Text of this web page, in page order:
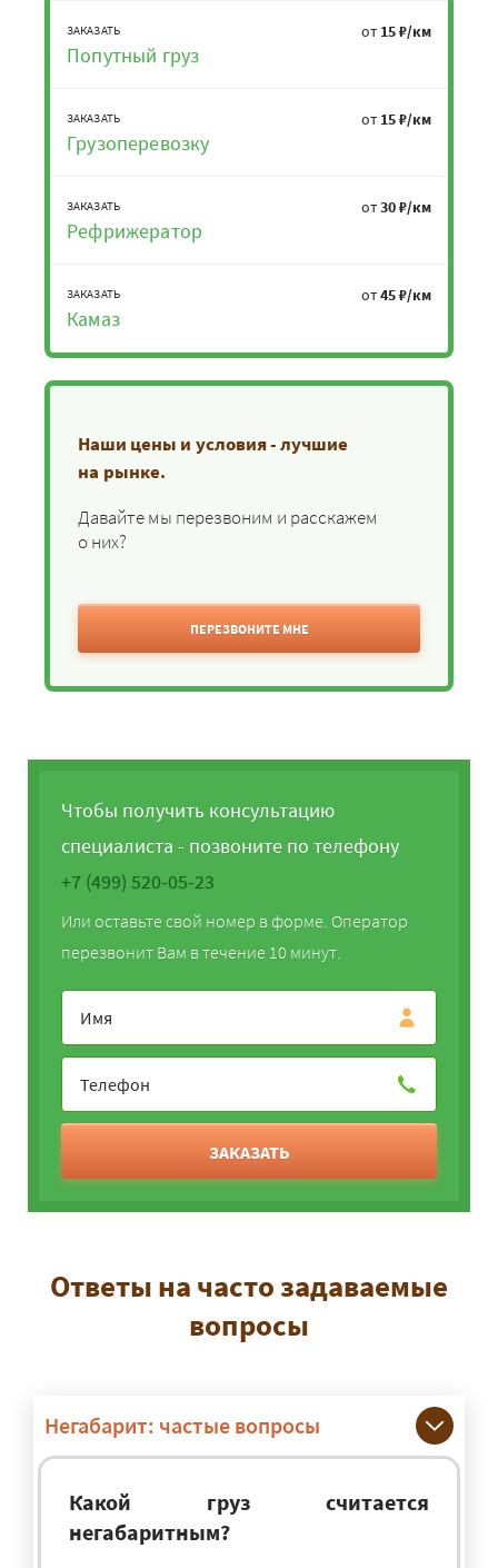
ЗАКАЗАТЬ
Попутный груз
от 15 ₽/км
ЗАКАЗАТЬ
Грузоперевозку
от 15 ₽/км
ЗАКАЗАТЬ
Рефрижератор
от30 ₽/км
ЗАКАЗАТЬ
Камаз
от45 ₽/км
Наши цены и условия - лучшие
на рынке.
Давайте мы перезвоним и расскажем
о них?
ПЕРЕЗВОНИТЕ МНЕ
Чтобы получить консультацию
специалиста - позвоните по телефону
+7 (499) 520-05-23
Или оставьте свой номер в форме. Оператор
перезвонит Вам в течение 10 минут.
ЗАКАЗАТЬ
Ответы на часто задаваемые
вопросы
Негабарит: частые вопросы
Какой груз считается
негабаритным?